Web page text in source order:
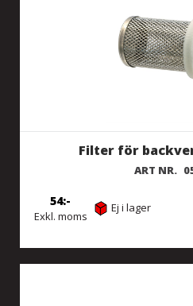
Filter för
ART NR.
Exkl. moms
54 Ej i lager